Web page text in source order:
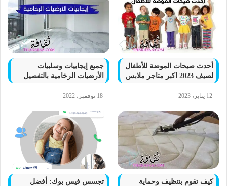
أحدث صيحات الموضة للأطفال
لصيف 2023 اكبر متاجر ملابس
12 يناير، 2023
جميع إيجابيات وسلبيات
الأرضيات الرخامية بالتفصيل
18 نوفمبر، 2022
كيف تقوم بتنظيف وحماية
تجسس فيس بوك: أفضل